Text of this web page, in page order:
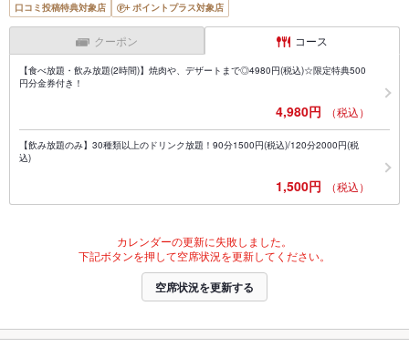
口コミ投稿特典対象店 ポイントプラス対象店
クーポン コース
【食べ放題・飲み放題(2時間)】焼肉や、デザートまで◎4980円(税込)☆限定特典500
円分金券付き！
4,980円 （税込）
【飲み放題のみ】30種類以上のドリンク放題！90分1500円(税込)/120分2000円(税
込)
1,500円 （税込）
カレンダーの更新に失敗しました。
下記ボタンを押して空席状況を更新してください。
空席状況を更新する